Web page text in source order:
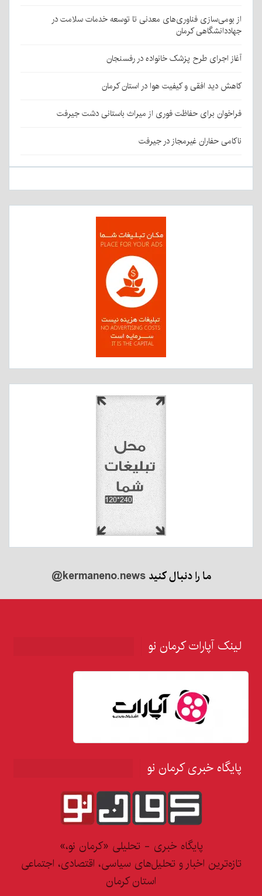
از بومی‌سازی فناوری‌های معدنی تا توسعه خدمات سلامت در
جهاددانشگاهی کرمان
آغاز اجرای طرح پزشک خانواده در رفسنجان
کاهش دید افقی و کیفیت هوا در استان کرمان
فراخوان برای حفاظت فوری از میراث باستانی دشت جیرفت
ناکامی حفاران غیرمجاز در جیرفت
ما را دنبال کنید@kermaneno.news
لینک آپارات کرمان نو
پایگاه خبری کرمان نو
پایگاه خبری - تحلیلی «کرمان نو،»
تازه‌ترین اخبار و تحلیل‌های سیاسی، اقتصادی، اجتماعی
استان کرمان